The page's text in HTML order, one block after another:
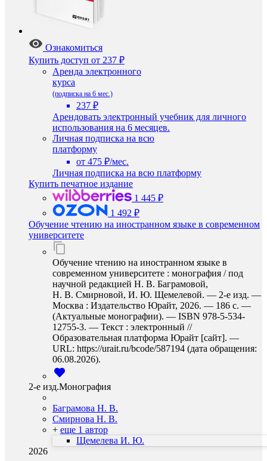
Ознакомиться
Купить доступ от 237 ₽
Аренда электронного
курса
(подписка на 6 мес.)
237 ₽
Арендовать электронный учебник для личного
использования на 6 месяцев.
Личная подписка на всю
платформу
от 475 ₽/мес.
Личная подписка на всю платформу
Купить печатное издание
1 445 ₽
1 492 ₽
Обучение чтению на иностранном языке в современном
университете
Обучение чтению на иностранном языке в
современном университете : монография / под
научной редакцией Н. В. Баграмовой,
Н. В. Смирновой, И. Ю. Щемелевой. — 2-е изд. —
Москва : Издательство Юрайт, 2026. — 186 с. —
(Актуальные монографии). — ISBN 978-5-534-
12755-3. — Текст : электронный //
Образовательная платформа Юрайт [сайт]. —
URL: https://urait.ru/bcode/587194 (дата обращения:
06.08.2026).
2-е изд.Монография
Баграмова Н. В.
Смирнова Н. В.
+ еще 1 автор
Щемелева И. Ю.
2026